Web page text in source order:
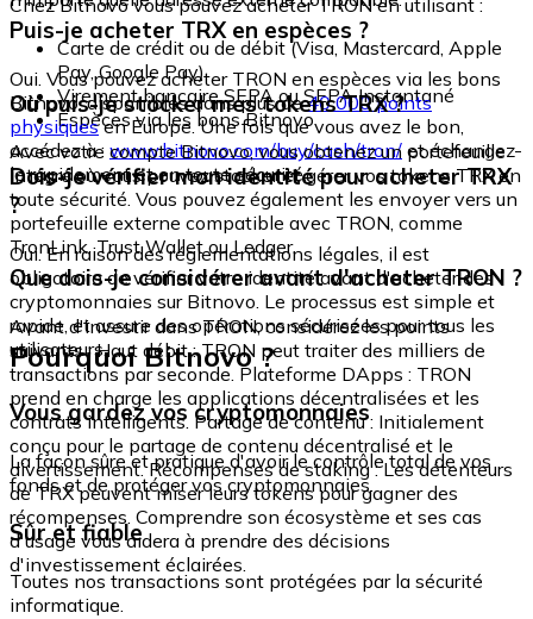
Chez Bitnovo vous pouvez acheter TRON en utilisant :
Carte de crédit ou de débit (Visa, Mastercard, Apple
Pay, Google Pay)
Virement bancaire SEPA ou SEPA Instantané
Espèces via les bons Bitnovo
Puis-je acheter TRX en espèces ?
Oui. Vous pouvez acheter TRON en espèces via les bons
Bitnovo, disponibles dans plus de40 000 points
physiquesen Europe. Une fois que vous avez le bon,
accédez à : www.bitnovo.com/buy/cash/tron/ et échangez-
le rapidement et en toute sécurité.
Où puis-je stocker mes tokens TRX ?
Avec votre compte Bitnovo, vous obtenez un portefeuille
intégré où vous pouvez stocker et gérer vos tokens TRX en
toute sécurité. Vous pouvez également les envoyer vers un
portefeuille externe compatible avec TRON, comme
TronLink, Trust Wallet ou Ledger.
Dois-je vérifier mon identité pour acheter TRX
?
Oui. En raison des réglementations légales, il est
obligatoire de vérifier votre identité avant d'acheter des
cryptomonnaies sur Bitnovo. Le processus est simple et
rapide, et assure des opérations sécurisées pour tous les
utilisateurs.
Que dois-je considérer avant d'acheter TRON ?
Avant d'investir dans TRON, considérez les points
suivants : Haut débit : TRON peut traiter des milliers de
transactions par seconde. Plateforme DApps : TRON
prend en charge les applications décentralisées et les
contrats intelligents. Partage de contenu : Initialement
conçu pour le partage de contenu décentralisé et le
divertissement. Récompenses de staking : Les détenteurs
de TRX peuvent miser leurs tokens pour gagner des
récompenses. Comprendre son écosystème et ses cas
d'usage vous aidera à prendre des décisions
d'investissement éclairées.
Pourquoi Bitnovo ?
Vous gardez vos cryptomonnaies
La façon sûre et pratique d'avoir le contrôle total de vos
fonds et de protéger vos cryptomonnaies.
Sûr et fiable
Toutes nos transactions sont protégées par la sécurité
informatique.